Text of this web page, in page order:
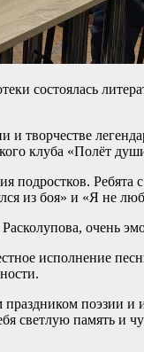
состоялась
и творчестве
клуба «Полёт
подростков.
из боя» и «Я не
очень
исполнение
праздником поэзии
светлую память и